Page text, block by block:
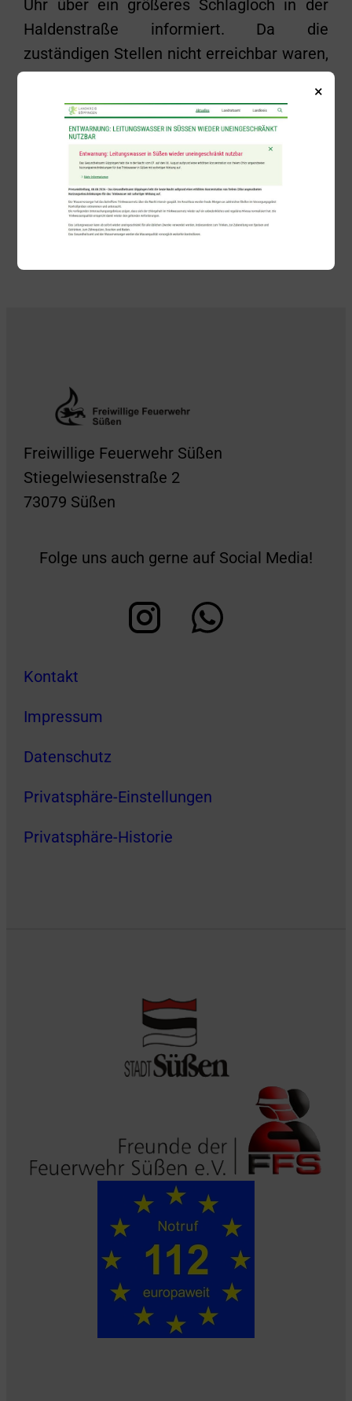
Uhr über ein größeres Schlagloch in der
Haldenstraße informiert. Da die
zuständigen Stellen nicht erreichbar waren,
wurde die Freiwillige Feuerwehr Süßen zur
Absicherung der Einsatzstelle
hinzugezogen. Von den Einsatzkräften
wurde am Bauhof Absperrmaterial geladen
und die Gefahrenstelle abgesperrt.
ZurückAlle Beiträge anzeigenWeiter
Freiwillige Feuerwehr Süßen
Stiegelwiesenstraße 2
73079 Süßen
Folge uns auch gerne auf Social Media!
Kontakt
Impressum
Datenschutz
Privatsphäre-Einstellungen
Privatsphäre-Historie
×